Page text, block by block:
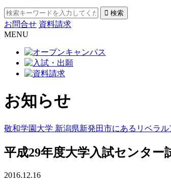
お問合せ 資料請求
MENU
お知らせ
敬和学園大学 新潟県新発田市にあるリベラル
平成29年度大学入試センタ
2016.12.16